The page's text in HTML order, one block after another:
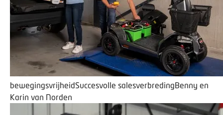
bewegingsvrijheidSuccesvolle salesverbredingBenny en
Karin van Norden